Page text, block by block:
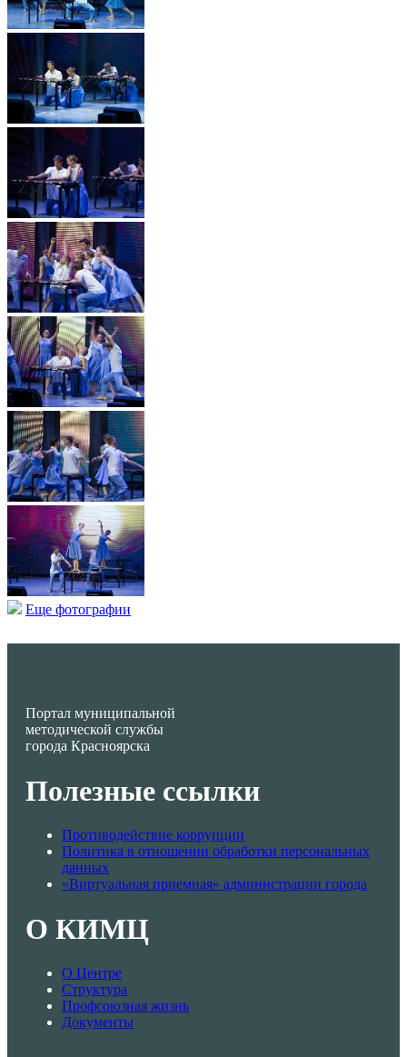
Еще фотографии
Портал муниципальной
методической службы
города Красноярска
Полезные ссылки
Противодействие коррупции
Политика в отношении обработки персональных
данных
«Виртуальная приемная» администрации города
О КИМЦ
О Центре
Структура
Профсоюзная жизнь
Документы